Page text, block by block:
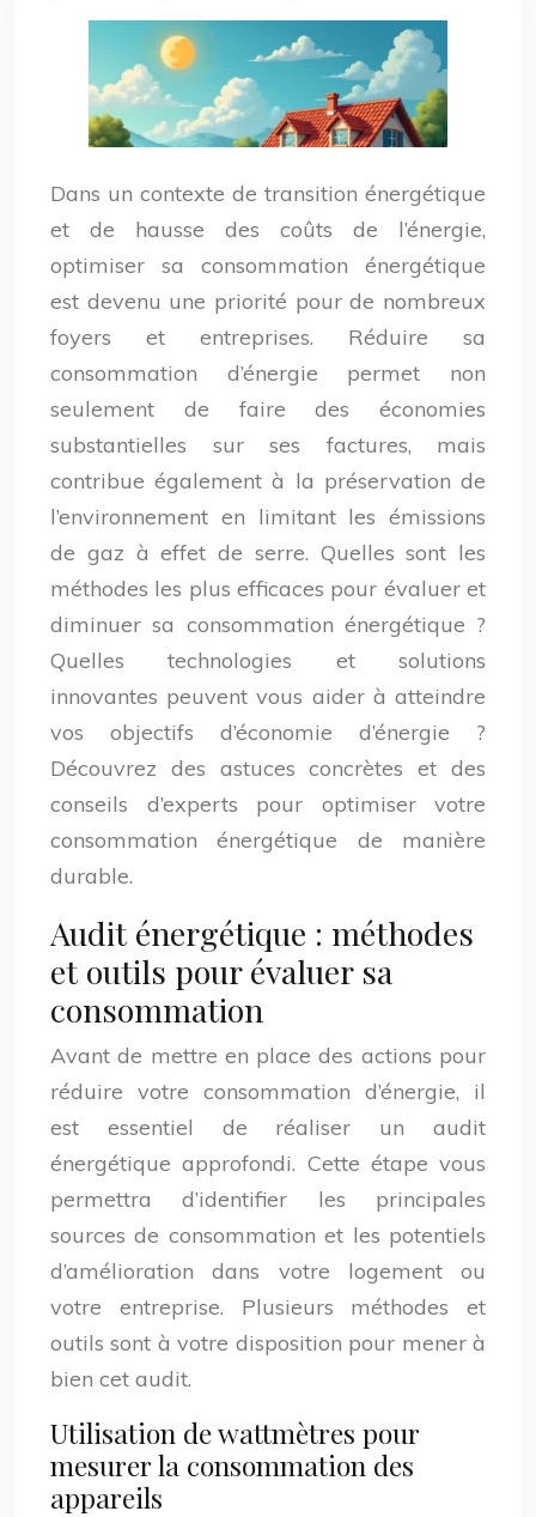
Dans un contexte de transition énergétique
et de hausse des coûts de l’énergie,
optimiser sa consommation énergétique
est devenu une priorité pour de nombreux
foyers et entreprises. Réduire sa
consommation d’énergie permet non
seulement de faire des économies
substantielles sur ses factures, mais
contribue également à la préservation de
l’environnement en limitant les émissions
de gaz à effet de serre. Quelles sont les
méthodes les plus efficaces pour évaluer et
diminuer sa consommation énergétique ?
Quelles technologies et solutions
innovantes peuvent vous aider à atteindre
vos objectifs d’économie d’énergie ?
Découvrez des astuces concrètes et des
conseils d’experts pour optimiser votre
consommation énergétique de manière
durable.
Audit énergétique : méthodes
et outils pour évaluer sa
consommation
Avant de mettre en place des actions pour
réduire votre consommation d’énergie, il
est essentiel de réaliser un audit
énergétique approfondi. Cette étape vous
permettra d’identifier les principales
sources de consommation et les potentiels
d’amélioration dans votre logement ou
votre entreprise. Plusieurs méthodes et
outils sont à votre disposition pour mener à
bien cet audit.
Utilisation de wattmètres pour
mesurer la consommation des
appareils